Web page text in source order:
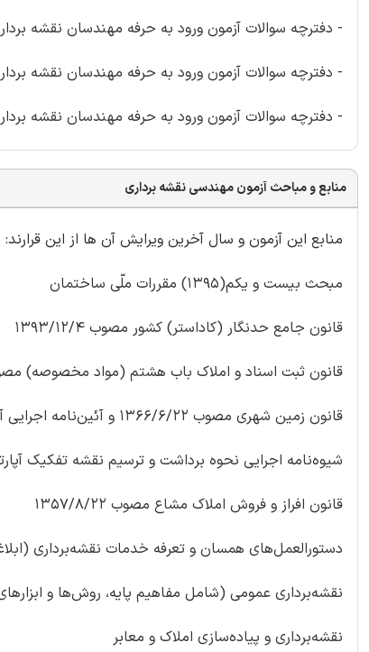
- دفترچه سوالات آزمون ورود به حرفه مهندسان نقشه
- دفترچه سوالات آزمون ورود به حرفه مهندسان نقشه
- دفترچه سوالات آزمون ورود به حرفه مهندسان نقشه برداری
منابع و مباحث آزمون مهندسی نقشه برداری
منابع این آزمون و سال آخرین ویرایش آن ها از این قرارند:
مبحث بیست و یکم(۱۳۹۵) مقررات ملّی ساختمان
قانون جامع حدنگار (کاداستر) کشور مصوب ۱۳۹۳/۱۲/۴
قانون ثبت اسناد و املاک باب هشتم (مواد مخصوصه) مصوب ۱۳۱۰/
قانون زمین شهری مصوب ۱۳۶۶/۶/۲۲ و آئین‌نامه اجرایی آن مصوب ۱۳۷۱/۳/۲۴
شیوه‌نامه اجرایی نحوه برداشت و ترسیم نقشه تفکیک
قانون افراز و فروش املاک مشاع مصوب ۱۳۵۷/۸/۲۲
دستورالعمل‌های همسان و تعرفه خدمات نقشه‌برداری
نقشه‌برداری عمومی (شامل مفاهیم پایه، روش‌ها و
نقشه‌برداری و پیاده‌سازی املاک و معابر